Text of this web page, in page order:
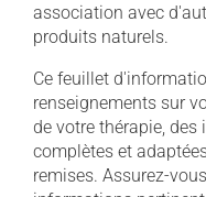
association avec
produits naturels.
Ce feuillet
renseignements sur
de votre thérapie,
complètes et
remises. Assurez-